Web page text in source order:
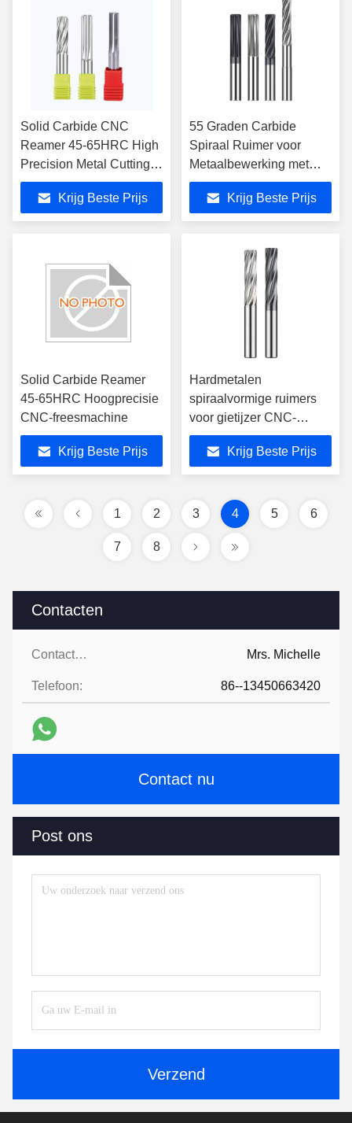
Contacten
Contacten: Mrs. Michelle
Telefoon: 86--13450663420
Contact nu
Post ons
Verzend
Solid Carbide CNC
Reamer 45-65HRC High
Precision Metal Cutting
Tool
Krijg Beste Prijs
55 Graden Carbide
Spiraal Ruimer voor
Metaalbewerking met
Hoge Precisie
Krijg Beste Prijs
Solid Carbide Reamer
45-65HRC Hoogprecisie
CNC-freesmachine
Krijg Beste Prijs
Hardmetalen
spiraalvormige ruimers
voor gietijzer CNC-
gereedschappen 45-65
HRC
Krijg Beste Prijs
1 2 3 4 5 6
7 8